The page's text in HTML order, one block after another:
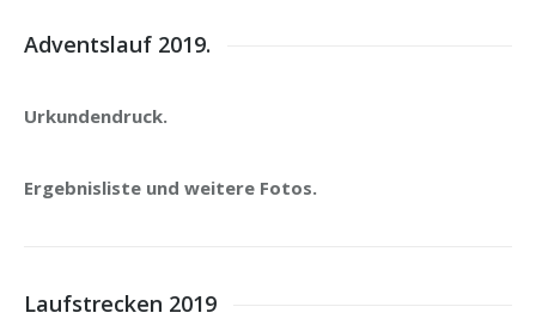
Adventslauf 2019.
Urkundendruck.
Ergebnisliste und weitere Fotos.
Laufstrecken 2019